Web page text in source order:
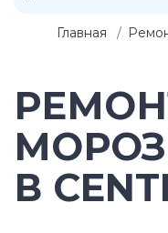
Главная
В